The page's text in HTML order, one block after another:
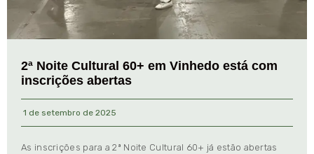
2ª Noite Cultural 60+ em Vinhedo está com
inscrições abertas
1 de setembro de 2025
As inscrições para a 2ª Noite Cultural 60+ já estão abertas